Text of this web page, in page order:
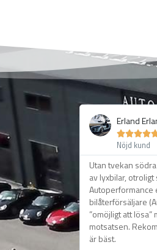
Erland

Nöjd kund
Utan tvekan
av lyxbilar, otroligt
Autoperformance
bilåterförsäljare
”omöjligt att
motsatsen.
är bäst.